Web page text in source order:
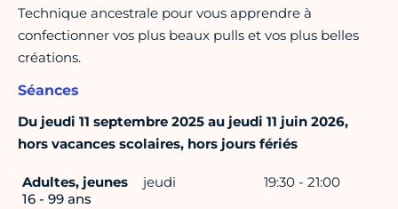
Technique ancestrale pour vous apprendre à
confectionner vos plus beaux pulls et vos plus belles
créations.
Séances
Du jeudi 11 septembre 2025 au jeudi 11 juin 2026,
hors vacances scolaires, hors jours fériés
Adultes, jeunes
16 - 99 ans
jeudi 19:30 - 21:00